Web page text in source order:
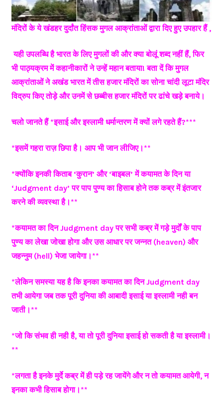
मंदिरों के ये खंडहर दुर्दांत हिंसक मुगल आक्रांताओं द्वारा दिए हुए उपहार हैं ,
यही उपलब्धि है भारत के लिए मुगलों की और क्या बोलूं शब्द नहीं हैं, फिर
भी पाठ्यक्रम में कहानीकारों ने उन्हें महान बताया! बता दें कि मुगल
आक्रांताओं ने अखंड भारत में तीस हजार मंदिरों का सोना चांदी लूटा मंदिर
विद्रुप किए तोड़े और उनमें से छब्बीस हजार मंदिरों पर ढांचे खड़े बनाये।
चलो जानते हैं *इसाई और इस्लामी धर्मान्तरण में क्यों लगे रहते हैं?***
*इसमें गहरा राज़ छिपा है। आप भी जान लीजिए।**
*क्योंकि इनकी किताब ‘कुरान’ और ‘बाइबल’ में कयामत के दिन या
‘Judgment day’ पर पाप पुण्य का हिसाब होने तक कब्र में इंतजार
करने की व्यवस्था है।**
*कयामत का दिन Judgment day पर सभी कब्र में गड़े मुर्दों के पाप
पुण्य का लेखा जोखा होगा और उस आधार पर जन्नत (heaven) और
जहन्नुम (hell) भेजा जायेगा।**
*लेकिन समस्या यह है कि इनका कयामत का दिन Judgment day
तभी आयेगा जब तक पूरी दुनिया की आबादी इसाई या इस्लामी नही बन
जाती।**
*जो कि संभव ही नही है, या तो पूरी दुनिया इसाई हो सकती है या इस्लामी।
**
*लगता है इनके मुर्दे कब्र में ही पड़े रह जायेंगे और न तो कयामत आयेगी, न
इनका कभी हिसाब होगा।**